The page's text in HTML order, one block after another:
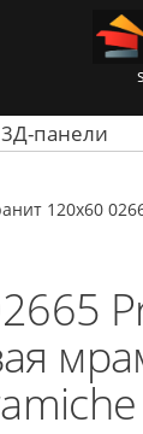
панели
120x60